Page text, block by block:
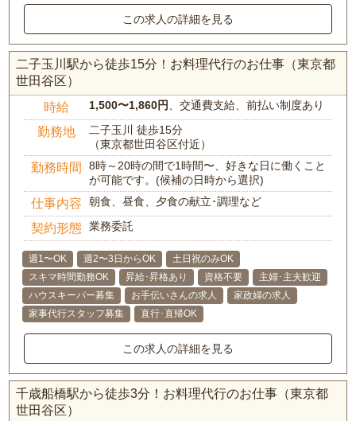
この求人の詳細を見る
二子玉川駅から徒歩15分！お料理代行のお仕事（東京都
世田谷区）
時給 1,500〜1,860円 、交通費支給、前払い制度あり
勤務地
二子玉川 徒歩15分
（東京都世田谷区付近）
勤務時間
8時～20時の間で1時間〜、好きな日に働くこと
が可能です。(候補の日時から選択)
仕事内容 朝食、昼食、夕食の献立･調理など
契約形態 業務委託
週1〜OK 週2〜3日からOK
土日祝のみOK
スキマ時間勤務OK
昇給･昇格あり 資格不要
主婦･主夫歓迎
ハウスキーパー募集
お手伝いさんの求人
家政婦の求人
家事代行スタッフ募集
直行･直帰OK
この求人の詳細を見る
千歳船橋駅から徒歩3分！お料理代行のお仕事（東京都
世田谷区）